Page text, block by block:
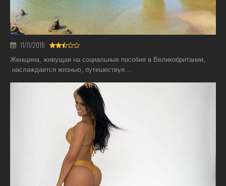
11/11/2016
Женщина, живущая на социальные пособия в Великобритании,
наслаждается жизнью, путешествуя…